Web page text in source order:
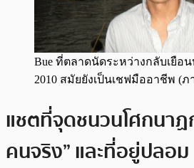
Bue ที่ตลาดนัดระหว่างกลับเยือ
2010 สมัยยังเป็นเชฟมืออาชีพ (ภ
แชตที่จุดชนวนโศกนาฏ
คนจริง” และที่อยู่ปลอม